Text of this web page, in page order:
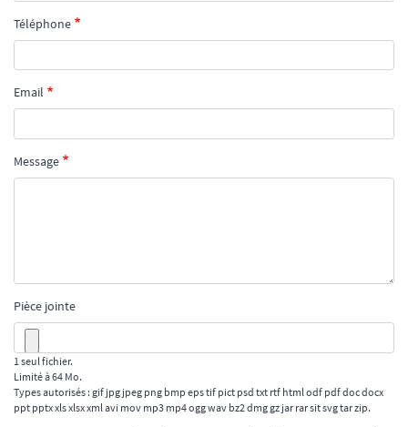
Téléphone
Email
Message
Pièce jointe
1 seul fichier.
Limité à 64 Mo.
Types autorisés : gif jpg jpeg png bmp eps tif pict psd txt rtf html odf pdf doc docx
ppt pptx xls xlsx xml avi mov mp3 mp4 ogg wav bz2 dmg gz jar rar sit svg tar zip.